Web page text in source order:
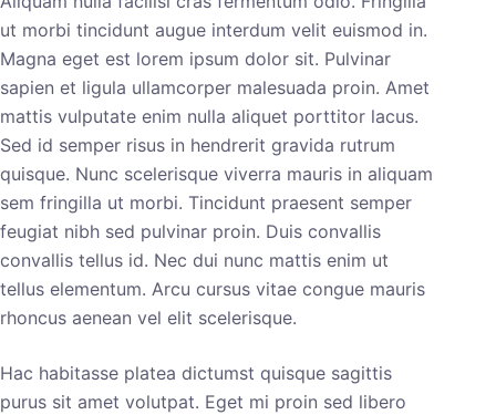
ut morbi tincidunt augue interdum velit euismod in.
Magna eget est lorem ipsum dolor sit. Pulvinar
sapien et ligula ullamcorper malesuada proin. Amet
mattis vulputate enim nulla aliquet porttitor lacus.
Sed id semper risus in hendrerit gravida rutrum
quisque. Nunc scelerisque viverra mauris in aliquam
sem fringilla ut morbi. Tincidunt praesent semper
feugiat nibh sed pulvinar proin. Duis convallis
convallis tellus id. Nec dui nunc mattis enim ut
tellus elementum. Arcu cursus vitae congue mauris
rhoncus aenean vel elit scelerisque.
Hac habitasse platea dictumst quisque sagittis
purus sit amet volutpat. Eget mi proin sed libero